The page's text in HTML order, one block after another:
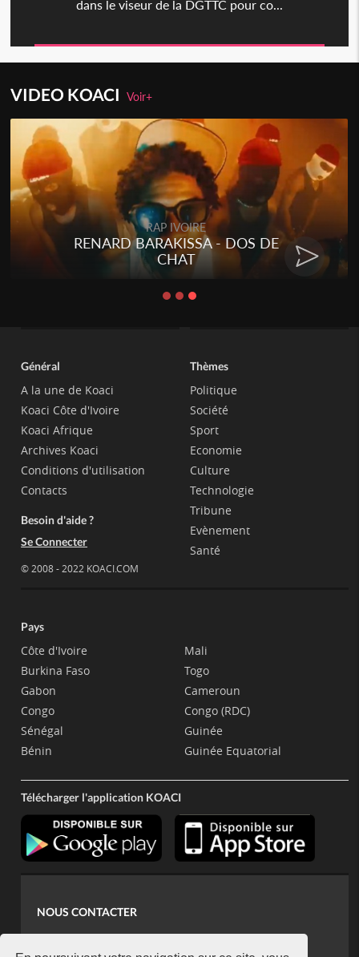
dans le viseur de la DGTTC pour co...
VIDEO KOACIVoir+
RAP IVOIRE
RENARD BARAKISSA - DOS DE
CHAT
Général
A la une de Koaci
Koaci Côte d'Ivoire
Koaci Afrique
Archives Koaci
Conditions d'utilisation
Contacts
Besoin d'aide ?
Se Connecter
© 2008 - 2022 KOACI.COM
Thèmes
Politique
Société
Sport
Economie
Culture
Technologie
Tribune
Evènement
Santé
Pays
Côte d'Ivoire
Burkina Faso
Gabon
Congo
Sénégal
Bénin
Mali
Togo
Cameroun
Congo (RDC)
Guinée
Guinée Equatorial
Télécharger l'application KOACI
NOUS CONTACTER